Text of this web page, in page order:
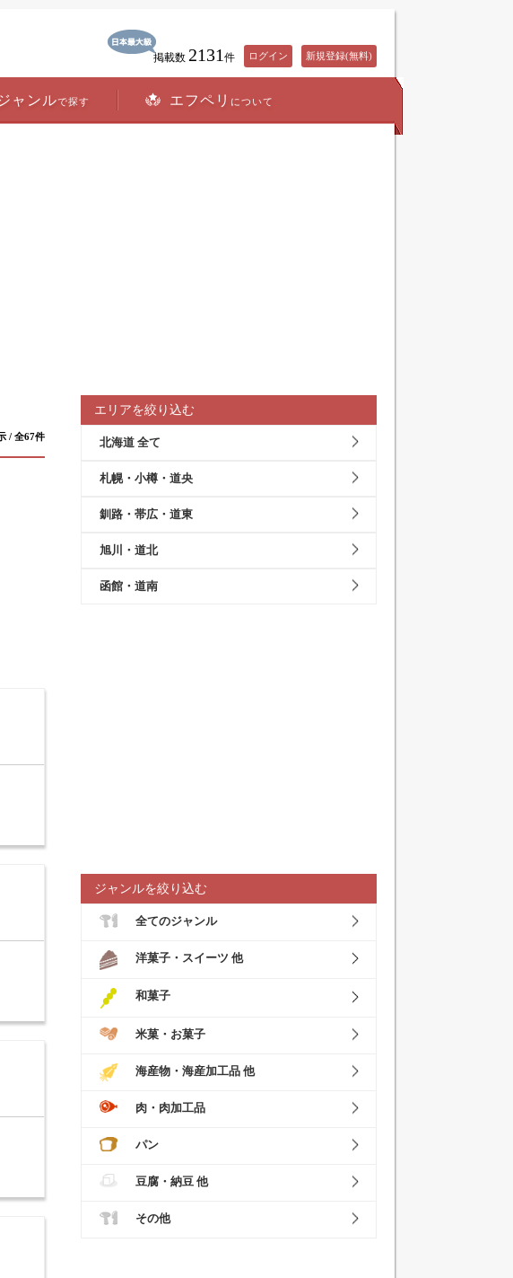
掲載数 2131 件 ログイン 新規登録(無料)
ャンルで探す エフペリ について
/ 全67件
エリアを絞り込む
北海道 全て
札幌・小樽・道央
釧路・帯広・道東
旭川・道北
函館・道南
ジャンルを絞り込む
全てのジャンル
洋菓子・スイーツ 他
和菓子
米菓・お菓子
海産物・海産加工品 他
肉・肉加工品
パン
豆腐・納豆 他
その他